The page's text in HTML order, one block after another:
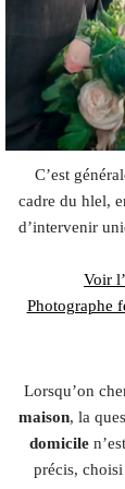
C’est
cadre du hlel,
d’intervenir
Voir
Photographe
Lorsqu’on
maison, la
domicile
précis,